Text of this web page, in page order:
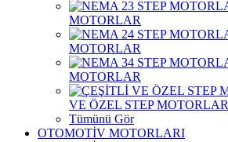
MOTORLAR
MOTORLAR
MOTORLAR
VE ÖZEL STEP MOTORLAR
Tümünü Gör
OTOMOTİV MOTORLARI